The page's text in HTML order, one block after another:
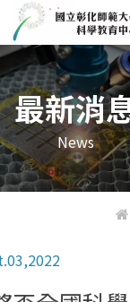
最新消
News